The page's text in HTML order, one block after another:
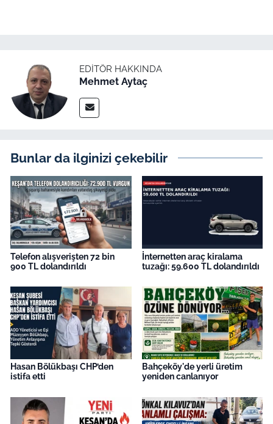
EDITÖR HAKKINDA
Mehmet Aytaç
Bunlar da ilginizi çekebilir
Telefon alışverişten 72 bin
900 TL dolandırıldı
İnternetten araç kiralama
tuzağı: 59.600 TL dolandırıldı
Hasan Bölükbaşı CHP’den
istifa etti
Bahçeköy'de yerli üretim
yeniden canlanıyor